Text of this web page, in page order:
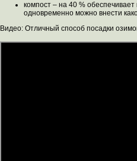
компост – на 40 %
одновременно можно внести
Видео: Отличный способ посадки